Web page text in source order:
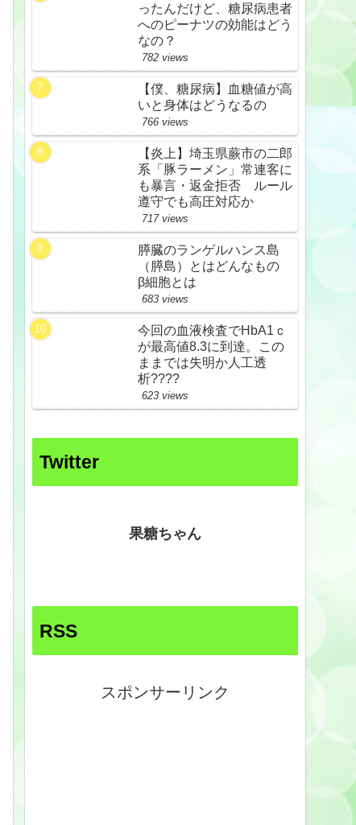
ったんだけど、糖尿病患者
へのピーナツの効能はどう
なの？
782 views
【僕、糖尿病】血糖値が高
いと身体はどうなるの
766 views
【炎上】埼玉県蕨市の二郎
系「豚ラーメン」常連客に
も暴言・返金拒否 ルール
遵守でも高圧対応か
717 views
膵臓のランゲルハンス島
（膵島）とはどんなもの
β細胞とは
683 views
今回の血液検査でHbA1ｃ
が最高値8.3に到達。この
ままでは失明か人工透
析????
623 views
Twitter
果糖ちゃん
RSS
スポンサーリンク